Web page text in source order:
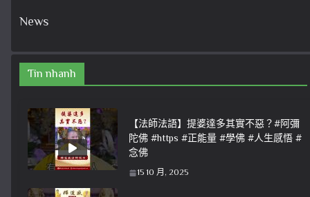
News
Tin nhanh
【法師法語】提婆達多其實不惡？#阿彌
陀佛 #https #正能量 #學佛 #人生感悟 #
念佛
15 10 月, 2025